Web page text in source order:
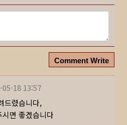
Comment Write
05-18 13:57
드렸습니다,
면 좋겠습니다